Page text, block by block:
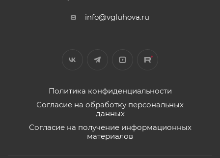
info@vgluhova.ru
Политика конфиденциальности
Согласие на обработку персональных
данных
Согласие на получение информационных
материалов